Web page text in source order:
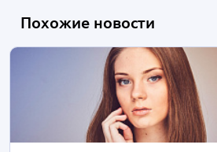
Похожие новости